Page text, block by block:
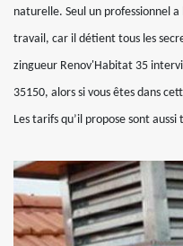
naturelle. Seul un professionnel
travail, car il détient tous les
zingueur Renov'Habitat 35
35150, alors si vous êtes dans
Les tarifs qu’il propose sont